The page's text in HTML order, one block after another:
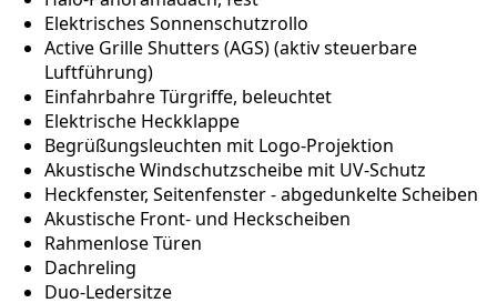
Elektrisches Sonnenschutzrollo
Active Grille Shutters (AGS) (aktiv steuerbare
Luftführung)
Einfahrbahre Türgriffe, beleuchtet
Elektrische Heckklappe
Begrüßungsleuchten mit Logo-Projektion
Akustische Windschutzscheibe mit UV-Schutz
Heckfenster, Seitenfenster - abgedunkelte Scheiben
Akustische Front- und Heckscheiben
Rahmenlose Türen
Dachreling
Duo-Ledersitze